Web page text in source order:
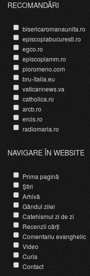
RECOMANDĂRI
bisericaromanaunita.ro
episcopiabucuresti.ro
egco.ro
episcopiamm.ro
pioromeno.com
bru-italia.eu
vaticannews.va
catholica.ro
arcb.ro
ercis.ro
radiomaria.ro
NAVIGARE ÎN WEBSITE
Prima pagină
Știri
Arhivă
Gândul zilei
Catehismul zi de zi
Recenzii cărți
Comentariu evanghelic
Video
Curia
Contact